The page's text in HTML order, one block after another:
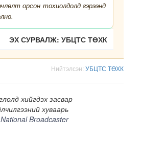
орсон тохиолдолд гэрээнд
ЭХ СУРВАЛЖ: УБЦТС ТӨХК
Нийтэлсэн: УБЦТС ТӨХК
хийгдэх засвар
хуваарь
Broadcaster